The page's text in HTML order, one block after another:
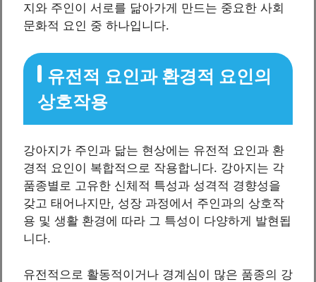
지와 주인이 서로를 닮아가게 만드는 중요한 사회
문화적 요인 중 하나입니다.
유전적 요인과 환경적 요인의
상호작용
강아지가 주인과 닮는 현상에는 유전적 요인과 환
경적 요인이 복합적으로 작용합니다. 강아지는 각
품종별로 고유한 신체적 특성과 성격적 경향성을
갖고 태어나지만, 성장 과정에서 주인과의 상호작
용 및 생활 환경에 따라 그 특성이 다양하게 발현됩
니다.
유전적으로 활동적이거나 경계심이 많은 품종의 강